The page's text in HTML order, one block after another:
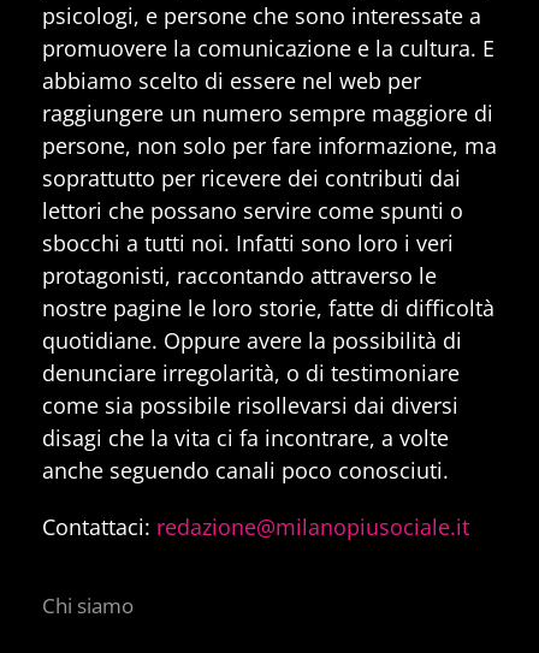
psicologi, e persone che sono interessate a
promuovere la comunicazione e la cultura. E
abbiamo scelto di essere nel web per
raggiungere un numero sempre maggiore di
persone, non solo per fare informazione, ma
soprattutto per ricevere dei contributi dai
lettori che possano servire come spunti o
sbocchi a tutti noi. Infatti sono loro i veri
protagonisti, raccontando attraverso le
nostre pagine le loro storie, fatte di difficoltà
quotidiane. Oppure avere la possibilità di
denunciare irregolarità, o di testimoniare
come sia possibile risollevarsi dai diversi
disagi che la vita ci fa incontrare, a volte
anche seguendo canali poco conosciuti.
Contattaci: redazione@milanopiusociale.it
Chi siamo